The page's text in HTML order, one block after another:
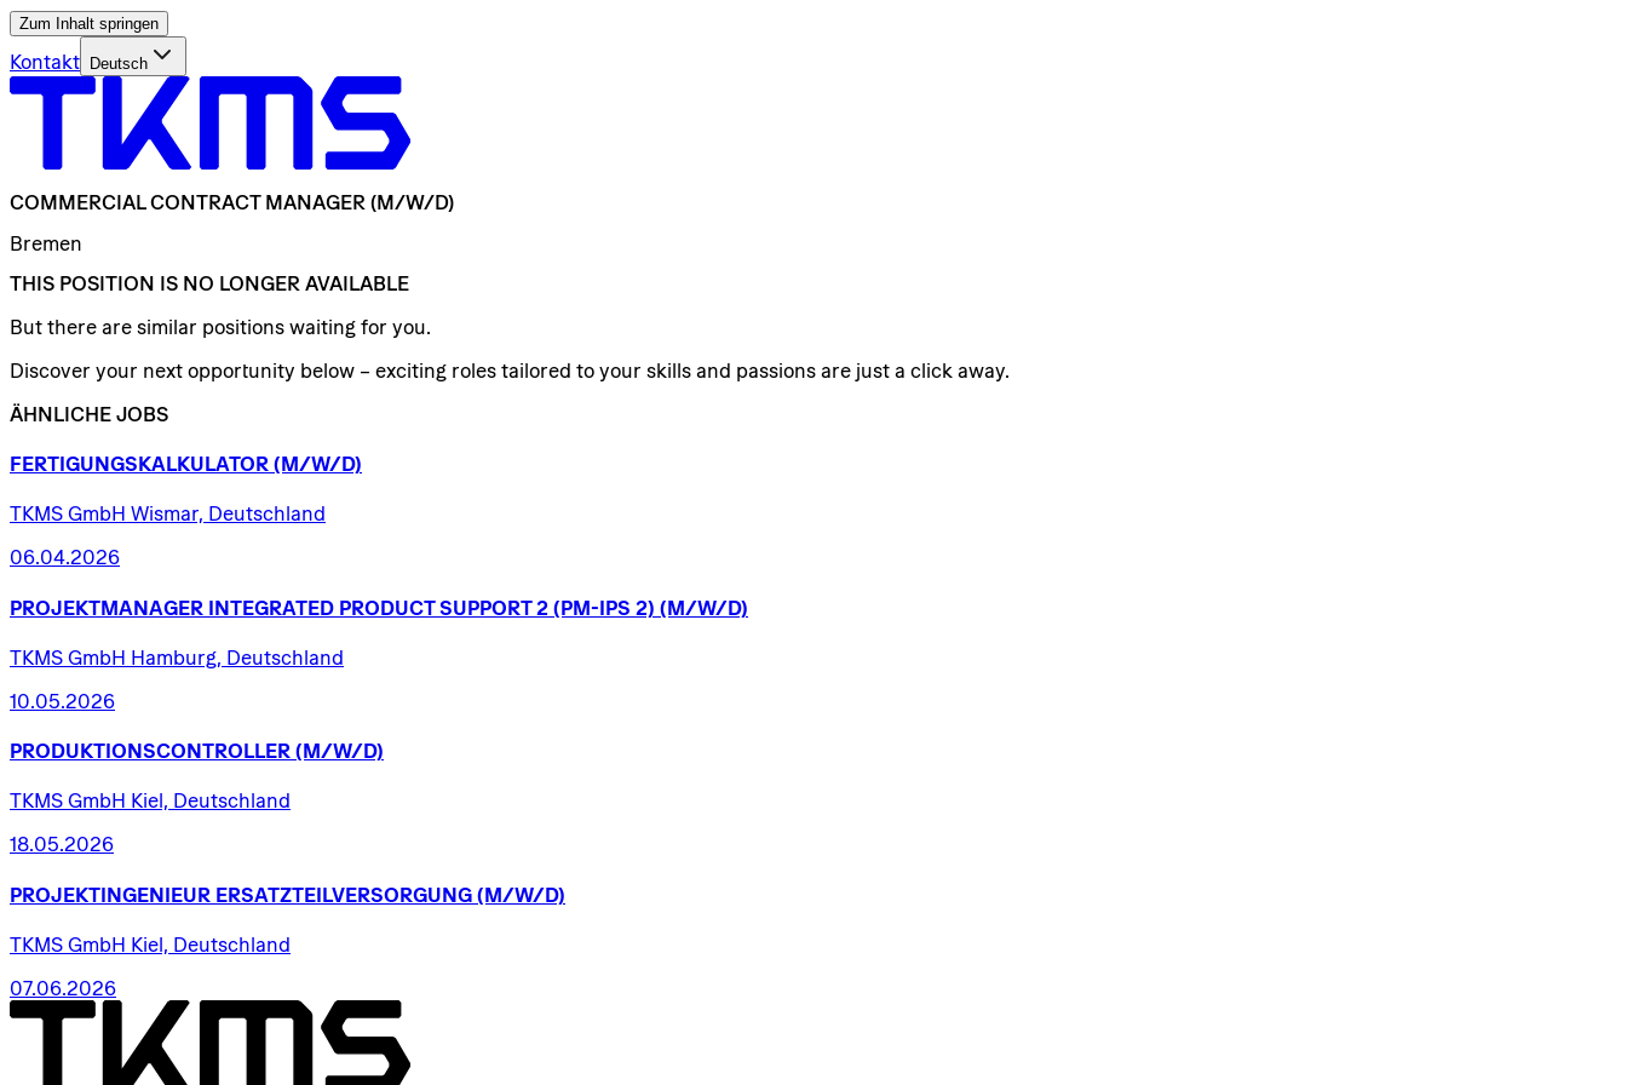
Zum Inhalt springen
Kontakt Deutsch
COMMERCIAL CONTRACT MANAGER (M/W/D)
Bremen
THIS POSITION IS NO LONGER AVAILABLE
But there are similar positions waiting for you.
Discover your next opportunity below – exciting roles tailored to your skills and passions are just a click away.
ÄHNLICHE JOBS
FERTIGUNGSKALKULATOR (M/W/D)
TKMS GmbH Wismar, Deutschland
06.04.2026
PROJEKTMANAGER INTEGRATED PRODUCT SUPPORT 2 (PM-IPS 2) (M/W/D)
TKMS GmbH Hamburg, Deutschland
10.05.2026
PRODUKTIONSCONTROLLER (M/W/D)
TKMS GmbH Kiel, Deutschland
18.05.2026
PROJEKTINGENIEUR ERSATZTEILVERSORGUNG (M/W/D)
TKMS GmbH Kiel, Deutschland
07.06.2026